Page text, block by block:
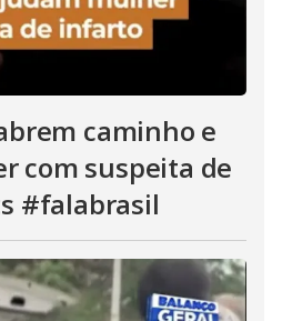
caminho e
com suspeita de
#falabrasil